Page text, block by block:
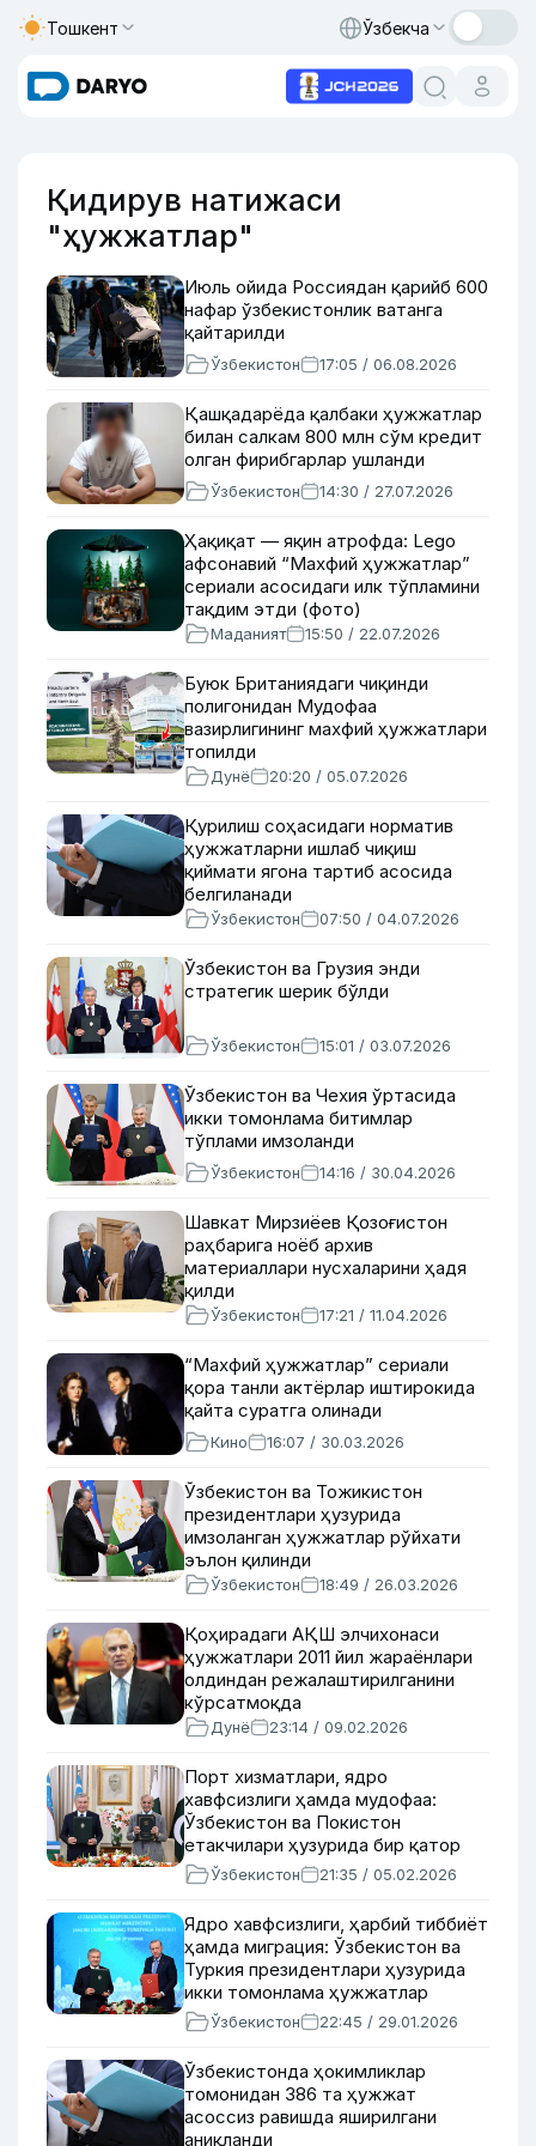
Тошкент Ўзбекча
Қидирув натижаси
"ҳужжатлар"
Июль ойида Россиядан қарийб 600
нафар ўзбекистонлик ватанга
қайтарилди
Ўзбекистон 17:05 / 06.08.2026
Қашқадарёда қалбаки ҳужжатлар
билан салкам 800 млн сўм кредит
олган фирибгарлар ушланди
Ўзбекистон 14:30 / 27.07.2026
Ҳақиқат — яқин атрофда: Lego
афсонавий “Махфий ҳужжатлар”
сериали асосидаги илк тўпламини
тақдим этди (фото)
Маданият 15:50 / 22.07.2026
Буюк Британиядаги чиқинди
полигонидан Мудофаа
вазирлигининг махфий ҳужжатлари
топилди
Дунё 20:20 / 05.07.2026
Қурилиш соҳасидаги норматив
ҳужжатларни ишлаб чиқиш
қиймати ягона тартиб асосида
белгиланади
Ўзбекистон 07:50 / 04.07.2026
Ўзбекистон ва Грузия энди
стратегик шерик бўлди
Ўзбекистон 15:01 / 03.07.2026
Ўзбекистон ва Чехия ўртасида
икки томонлама битимлар
тўплами имзоланди
Ўзбекистон 14:16 / 30.04.2026
Шавкат Мирзиёев Қозоғистон
раҳбарига ноёб архив
материаллари нусхаларини ҳадя
қилди
Ўзбекистон 17:21 / 11.04.2026
“Махфий ҳужжатлар” сериали
қора танли актёрлар иштирокида
қайта суратга олинади
Кино 16:07 / 30.03.2026
Ўзбекистон ва Тожикистон
президентлари ҳузурида
имзоланган ҳужжатлар рўйхати
эълон қилинди
Ўзбекистон 18:49 / 26.03.2026
Қоҳирадаги АҚШ элчихонаси
ҳужжатлари 2011 йил жараёнлари
олдиндан режалаштирилганини
кўрсатмоқда
Дунё 23:14 / 09.02.2026
Порт хизматлари, ядро
хавфсизлиги ҳамда мудофаа:
Ўзбекистон ва Покистон
етакчилари ҳузурида бир қатор
ҳужжатлар имзоланди
Ўзбекистон 21:35 / 05.02.2026
Ядро хавфсизлиги, ҳарбий тиббиёт
ҳамда миграция: Ўзбекистон ва
Туркия президентлари ҳузурида
икки томонлама ҳужжатлар
имзоланди
Ўзбекистон 22:45 / 29.01.2026
Ўзбекистонда ҳокимликлар
томонидан 386 та ҳужжат
асоссиз равишда яширилгани
аниқланди